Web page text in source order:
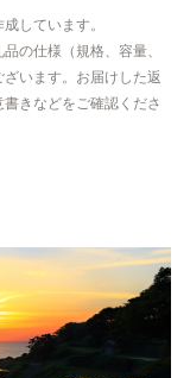
しています。
の仕様（規格、容量、
います。お届けした返
きなどをご確認くださ